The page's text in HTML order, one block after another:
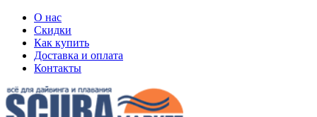
О нас
Скидки
Как купить
Доставка и оплата
Контакты